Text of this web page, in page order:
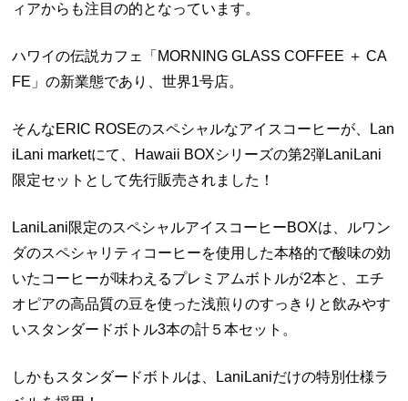
ィアからも注目の的となっています。
ハワイの伝説カフェ「 MORNING GLASS COFFEE ＋ CA
FE 」の新業態であり、世界1号店。
そんなERIC ROSEのスペシャルなアイスコーヒーが、 Lan
iLani marketにて、 Hawaii BOXシリーズの第2弾LaniLani
限定セットとして先行販売されました！
LaniLani限定のスペシャルアイスコーヒーBOXは、 ルワン
ダのスペシャリティコーヒーを使用した本格的で酸味の効
いたコーヒーが味わえるプレミアムボトルが2本と、 エチ
オピアの高品質の豆を使った浅煎りのすっきりと飲みやす
いスタンダードボトル3本の計５本セット。
しかもスタンダードボトルは、LaniLaniだけの特別仕様ラ